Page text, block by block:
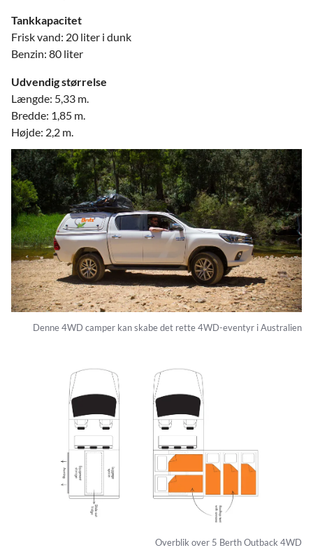
Tankkapacitet
Frisk vand: 20 liter i dunk
Benzin: 80 liter
Udvendig størrelse
Længde: 5,33 m.
Bredde: 1,85 m.
Højde: 2,2 m.
Denne 4WD camper kan skabe det rette 4WD-eventyr i Australien
Overblik over 5 Berth Outback 4WD